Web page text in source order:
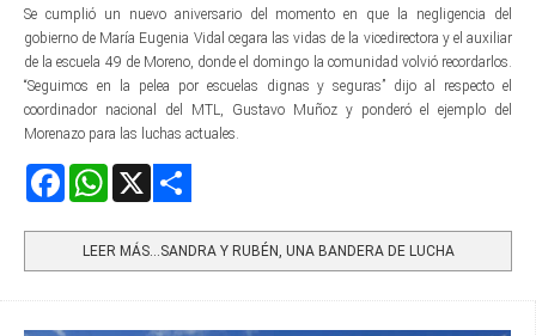
Se cumplió un nuevo aniversario del momento en que la negligencia del
gobierno de María Eugenia Vidal cegara las vidas de la vicedirectora y el auxiliar
de la escuela 49 de Moreno, donde el domingo la comunidad volvió recordarlos.
“Seguimos en la pelea por escuelas dignas y seguras” dijo al respecto el
coordinador nacional del MTL, Gustavo Muñoz y ponderó el ejemplo del
Morenazo para las luchas actuales.
FacebookWhatsApp
LEER MÁS…SANDRA Y RUBÉN, UNA BANDERA DE LUCHA